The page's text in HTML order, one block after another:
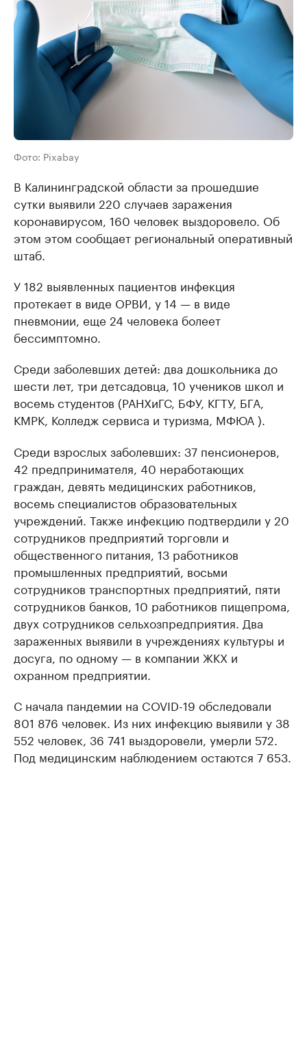
Фото: Pixabay
В Калининградской области за прошедшие
сутки выявили 220 случаев заражения
коронавирусом, 160 человек выздоровело. Об
этом этом сообщает региональный оперативный
штаб.
У 182 выявленных пациентов инфекция
протекает в виде ОРВИ, у 14 — в виде
пневмонии, еще 24 человека болеет
бессимптомно.
Среди заболевших детей: два дошкольника до
шести лет, три детсадовца, 10 учеников школ и
восемь студентов (РАНХиГС, БФУ, КГТУ, БГА,
КМРК, Колледж сервиса и туризма, МФЮА ).
Среди взрослых заболевших: 37 пенсионеров,
42 предпринимателя, 40 неработающих
граждан, девять медицинских работников,
восемь специалистов образовательных
учреждений. Также инфекцию подтвердили у 20
сотрудников предприятий торговли и
общественного питания, 13 работников
промышленных предприятий, восьми
сотрудников транспортных предприятий, пяти
сотрудников банков, 10 работников пищепрома,
двух сотрудников сельхозпредприятия. Два
зараженных выявили в учреждениях культуры и
досуга, по одному — в компании ЖКХ и
охранном предприятии.
С начала пандемии на COVID-19 обследовали
801 876 человек. Из них инфекцию выявили у 38
552 человек, 36 741 выздоровели, умерли 572.
Под медицинским наблюдением остаются 7 653.